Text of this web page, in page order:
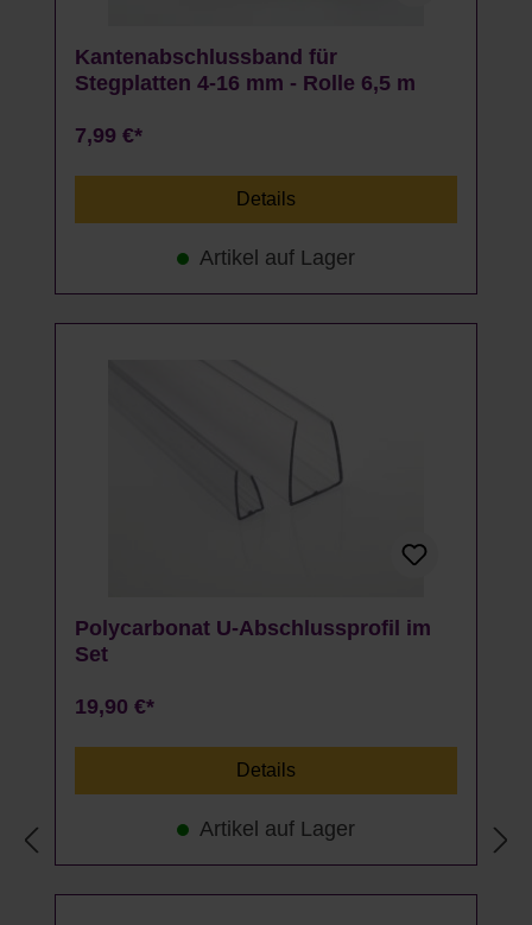
Kantenabschlussband für
Stegplatten 4-16 mm - Rolle 6,5 m
7,99 €*
Details
Artikel auf Lager
Polycarbonat U-Abschlussprofil im
Set
19,90 €*
Details
Artikel auf Lager